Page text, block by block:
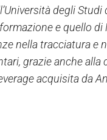
degli
e quello
nella tracciatura e
grazie anche alla
acquisita da